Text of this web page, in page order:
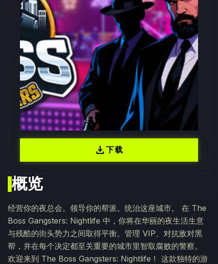
概览
经营你的夜总会。领导你的帮派。统治这座城市。 在 The
Boss Gangsters: Nightlife 中，你将在华丽的夜生活生意
与残酷的街头势力之间取得平衡。管理 VIP、对抗敌对黑
帮，并在每个决定都至关重要的城市里智取腐败的警察。
欢迎来到 The Boss Gangsters: Nightlife！ 这款独特的游
download下载